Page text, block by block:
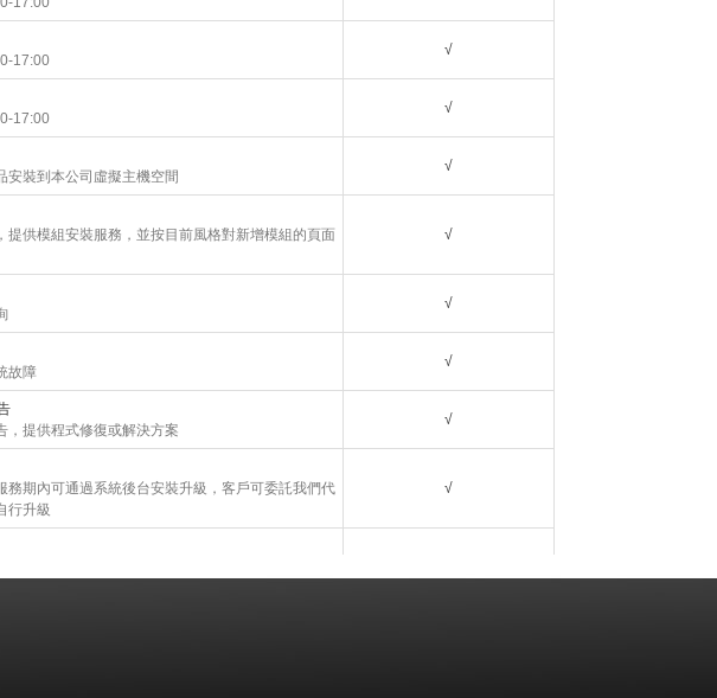
17:00
√
17:00
√
安裝到本公司虛擬主機空間
√
提供模組安裝服務，並按目前風格對新增模組的頁面
√
√
故障
√
，提供程式修復或解決方案
√
務期內可通過系統後台安裝升級，客戶可委託我們代
行升級
√
√